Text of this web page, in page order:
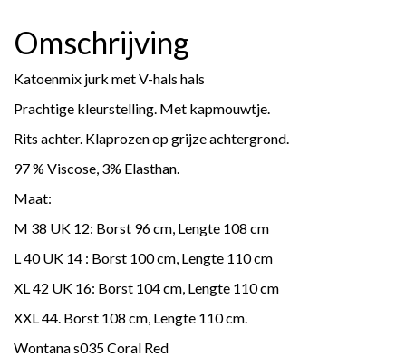
Omschrijving
Katoenmix jurk met V-hals hals
Prachtige kleurstelling. Met kapmouwtje.
Rits achter. Klaprozen op grijze achtergrond.
97 % Viscose, 3% Elasthan.
Maat:
M 38 UK 12: Borst 96 cm, Lengte 108 cm
L 40 UK 14 : Borst 100 cm, Lengte 110 cm
XL 42 UK 16: Borst 104 cm, Lengte 110 cm
XXL 44. Borst 108 cm, Lengte 110 cm.
Wontana s035 Coral Red